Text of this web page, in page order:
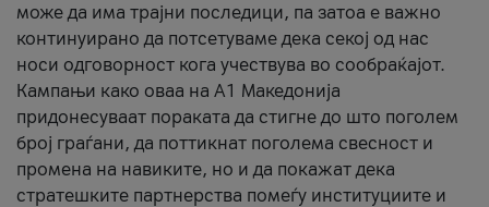
може да има трајни последици, па затоа е важно
континуирано да потсетуваме дека секој од нас
носи одговорност кога учествува во сообраќајот.
Кампањи како оваа на A1 Македонија
придонесуваат пораката да стигне до што поголем
број граѓани, да поттикнат поголема свесност и
промена на навиките, но и да покажат дека
стратешките партнерства помеѓу институциите и